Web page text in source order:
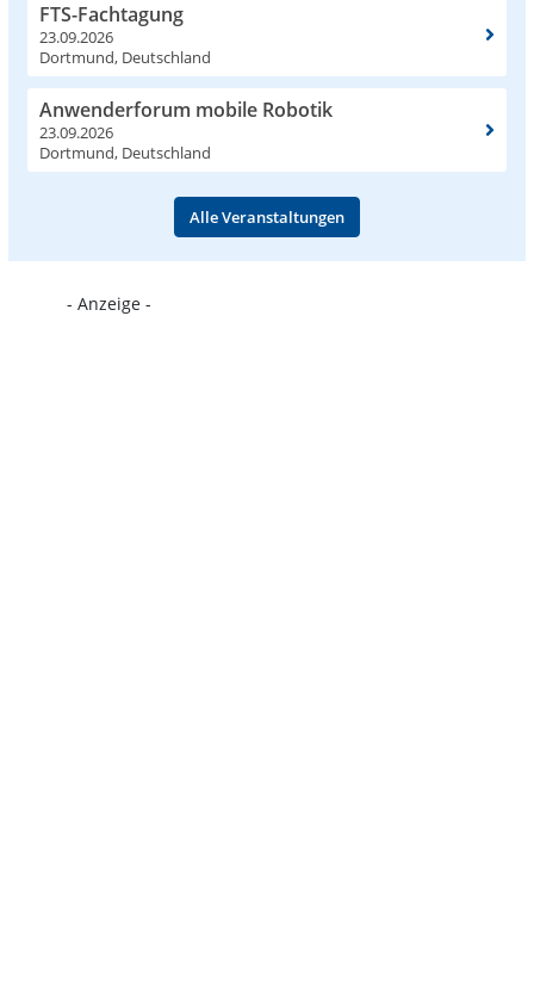
FTS-Fachtagung
23.09.2026
Dortmund, Deutschland
Anwenderforum mobile Robotik
23.09.2026
Dortmund, Deutschland
Alle Veranstaltungen
- Anzeige -